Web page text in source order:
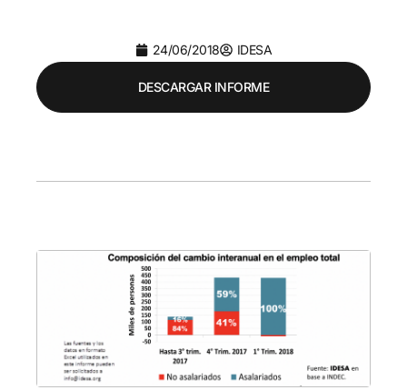
24/06/2018 IDESA
DESCARGAR INFORME